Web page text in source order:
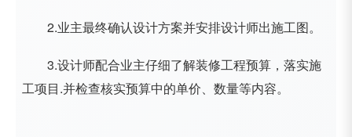
2.业主最终确认设计方案并安排设计师出施工图。
3.设计师配合业主仔细了解装修工程预算，落实施
工项目.并检查核实预算中的单价、数量等内容。